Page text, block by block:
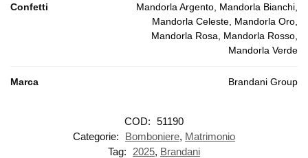
Confetti
Mandorla Argento, Mandorla Bianchi,
Mandorla Celeste, Mandorla Oro,
Mandorla Rosa, Mandorla Rosso,
Mandorla Verde
Marca Brandani Group
COD: 51190
Categorie:
Bomboniere, Matrimonio
Tag:
2025, Brandani